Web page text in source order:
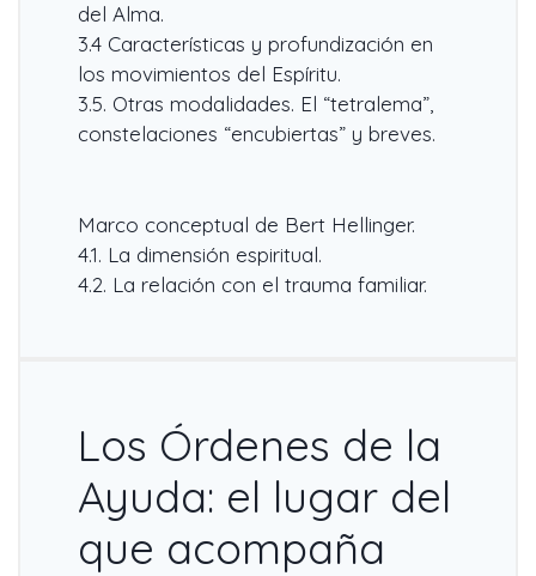
del Alma.
3.4 Características y profundización en
los movimientos del Espíritu.
3.5. Otras modalidades. El “tetralema”,
constelaciones “encubiertas” y breves.
Marco conceptual de Bert Hellinger.
4.1. La dimensión espiritual.
4.2. La relación con el trauma familiar.
Los Órdenes de la
Ayuda: el lugar del
que acompaña